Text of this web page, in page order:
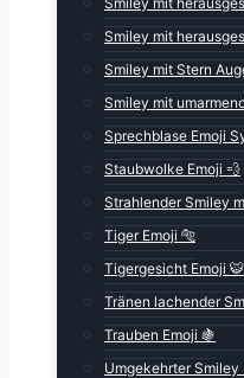
Smiley mit
Smiley mit Stern
Smiley mit
Sprechblase Emoji
Staubwolke Emoji 💨
Strahlender Smiley
Tiger Emoji 🐅
Tigergesicht Emoji 🐯
Tränen lachender
Trauben Emoji 🍇
Umgekehrter Smiley